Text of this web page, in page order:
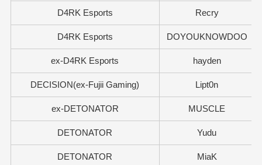
D4RK Esports Recry
D4RK Esports DOYOUKNOWDOO
ex-D4RK Esports hayden
DECISION(ex-Fujii Gaming) Lipt0n
ex-DETONATOR MUSCLE
DETONATOR Yudu
DETONATOR MiaK